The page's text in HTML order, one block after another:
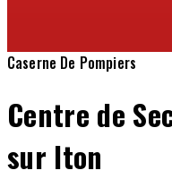
Caserne De Pompiers
Centre de
sur Iton